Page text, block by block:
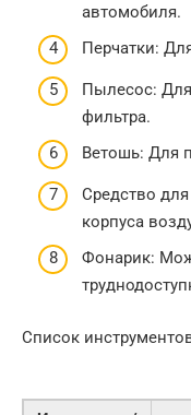
автомобиля.
Перчатки:
Пылесос:
фильтра.
Ветошь: Для
Средство
корпуса
Фонарик:
Список